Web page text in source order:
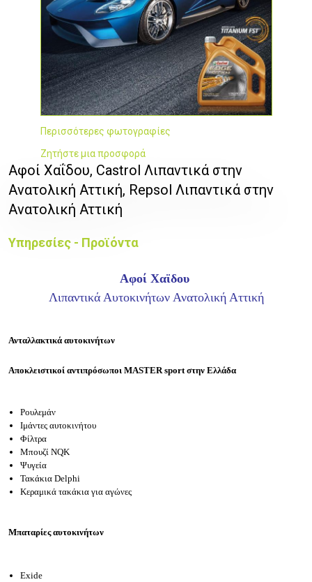
Περισσότερες φωτογραφίες
Ζητήστε μια προσφορά
Αφοί Χαΐδου, Castrol Λιπαντικά στην
Ανατολική Αττική, Repsol Λιπαντικά στην
Ανατολική Αττική
Υπηρεσίες - Προϊόντα
Αφοί Χαϊδου
Λιπαντικά Αυτοκινήτων Ανατολική Αττική
Ανταλλακτικά αυτοκινήτων
Αποκλειστικοί αντιπρόσωποι MASTER sport στην Ελλάδα
Ρουλεμάν
Ιμάντες αυτοκινήτου
Φίλτρα
Μπουζί ΝQK
Ψυγεία
Τακάκια Delphi
Κεραμικά τακάκια για αγώνες
Μπαταρίες αυτοκινήτων
Exide